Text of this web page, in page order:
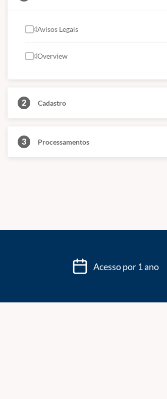
Avisos Legais
Overview
2 Cadastro
3 Processamentos
Acesso por 1 ano